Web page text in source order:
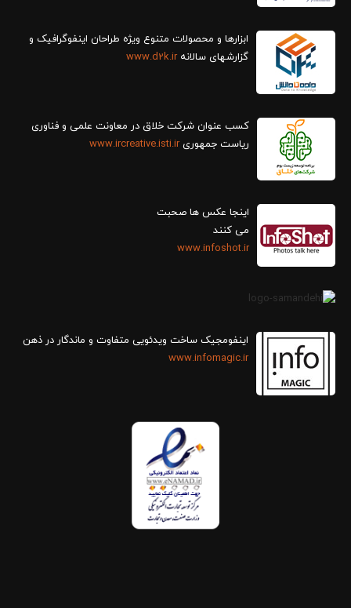
ابزارها و محصولات متنوع ویژه طراحان اینفوگرافیک و
گزارش‎های سالانه
www.d2k.ir
کسب عنوان شرکت خلاق در معاونت علمی و فناوری
ریاست جمهوریwww.ircreative.isti.ir
اینجا عکس ها صحبت
می کنند
www.infoshot.ir
اینفومجیک ساخت ویدئویی متفاوت و ماندگار در ذهن
www.infomagic.ir